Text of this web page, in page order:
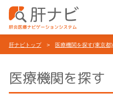
肝ナビトップ> 医療機関を探す(東京都)
医療機関を探す